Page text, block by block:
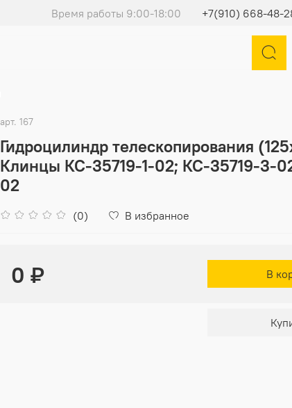
Время работы 9:00-18:00 +7(910) 668-48-
арт. 167
Гидроцилиндр телескопирования
Клинцы КС-35719-1-02; КС-35719-3-
02
(0) В избранное
0 ₽ В